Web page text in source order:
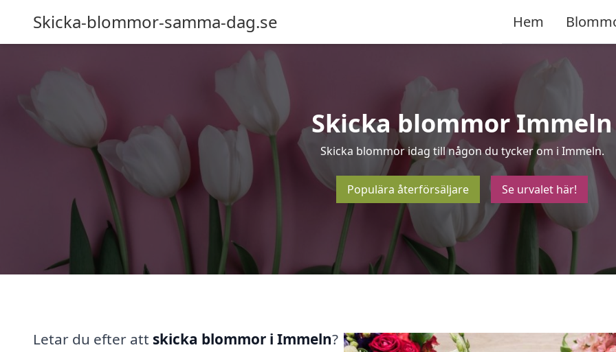
Skicka-blommor-samma-dag.se Hem
Skicka blommor Immeln
Skicka blommor idag till någon du tycker om i Immeln.
Populära återförsäljare Se urvalet här!
Letar du efter att skicka blommor i Immeln?